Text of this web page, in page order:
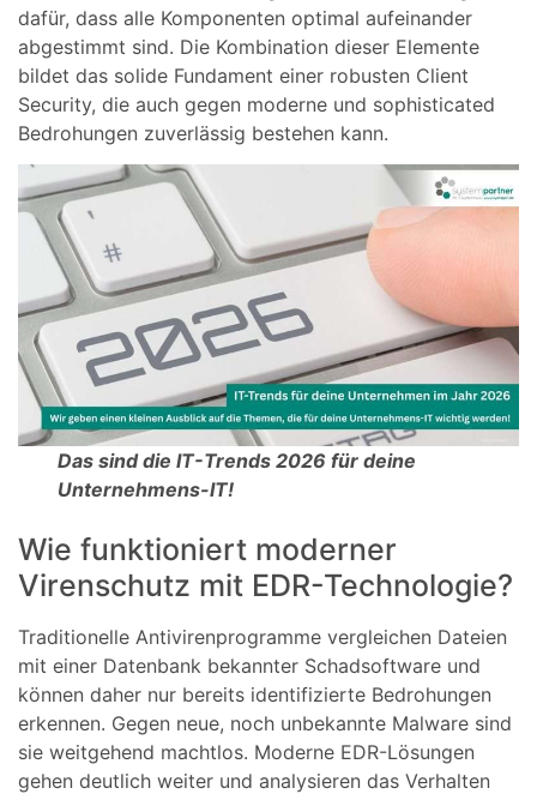
dafür, dass alle Komponenten optimal aufeinander
abgestimmt sind. Die Kombination dieser Elemente
bildet das solide Fundament einer robusten Client
Security, die auch gegen moderne und sophisticated
Bedrohungen zuverlässig bestehen kann.
Das sind die IT-Trends 2026 für deine
Unternehmens-IT!
Wie funktioniert moderner
Virenschutz mit EDR-Technologie?
Traditionelle Antivirenprogramme vergleichen Dateien
mit einer Datenbank bekannter Schadsoftware und
können daher nur bereits identifizierte Bedrohungen
erkennen. Gegen neue, noch unbekannte Malware sind
sie weitgehend machtlos. Moderne EDR-Lösungen
gehen deutlich weiter und analysieren das Verhalten